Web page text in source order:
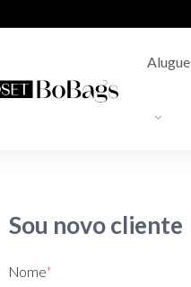
Alugue
Sou novo cliente
Nome*